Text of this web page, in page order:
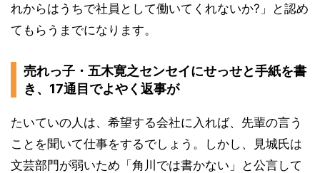
れからはうちで社員として働いてくれないか?」と認め
てもらうまでになります。
売れっ子・五木寛之センセイにせっせと手紙を書
き、17通目でよやく返事が
たいていの人は、希望する会社に入れば、先輩の言う
ことを聞いて仕事をするでしょう。しかし、見城氏は
文芸部門が弱いため「角川では書かない」と公言して